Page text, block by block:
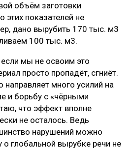
объём заготовки
этих показателей не
дано вырубить 170 тыс. м3
100 тыс. м3.
мы не освоим это
просто пропадёт, сгниёт.
направляет много усилий на
и борьбу с «чёрными
что эффект вполне
не осталось. Ведь
нарушений можно
о глобальной вырубке речи не